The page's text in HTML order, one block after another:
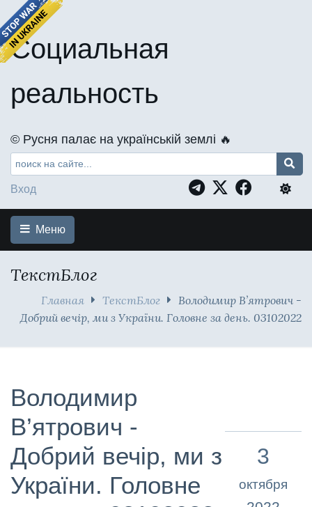
Социальная
реальность
©️ Русня палає на українській землі 🔥
Вход
Меню
ТекстБлог
Главная ТекстБлог
Володимир В’ятрович -
Добрий вечір, ми з України. Головне за день. 03102022
Володимир
В’ятрович -
Добрий вечір, ми з
України. Головне
3
октября